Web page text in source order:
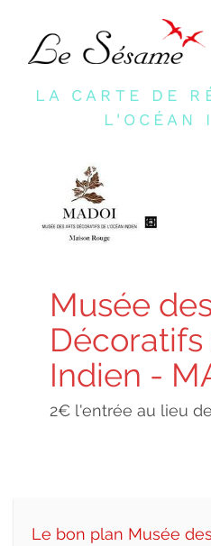
LA CARTE DE
L'OCÉAN
Musée
Indien -
2€ l'entrée au lieu
Le bon plan Musée